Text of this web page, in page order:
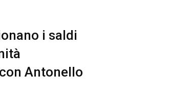
i saldi
Antonello